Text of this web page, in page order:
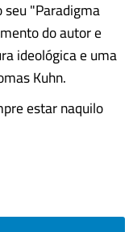
seu "Paradigma
do autor e
ideológica e uma
Kuhn.
estar naquilo